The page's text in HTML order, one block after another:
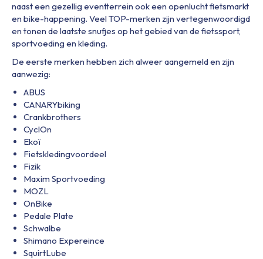
naast een gezellig eventterrein ook een openlucht fietsmarkt
en bike-happening. Veel TOP-merken zijn vertegenwoordigd
en tonen de laatste snufjes op het gebied van de fietssport,
sportvoeding en kleding.
De eerste merken hebben zich alweer aangemeld en zijn
aanwezig:
ABUS
CANARYbiking
Crankbrothers
CyclOn
Ekoï
Fietskledingvoordeel
Fizik
Maxim Sportvoeding
MOZL
OnBike
Pedale Plate
Schwalbe
Shimano Expereince
SquirtLube